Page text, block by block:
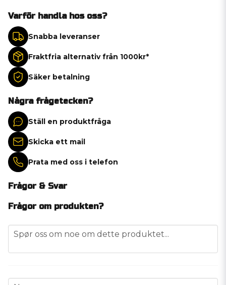
Varför handla hos oss?
Snabba leveranser
Fraktfria alternativ från 1000kr*
Säker betalning
Några frågetecken?
Ställ en produktfråga
Skicka ett mail
Prata med oss i telefon
Frågor & Svar
Frågor om produkten?
question
Spør oss om noe om dette produktet...